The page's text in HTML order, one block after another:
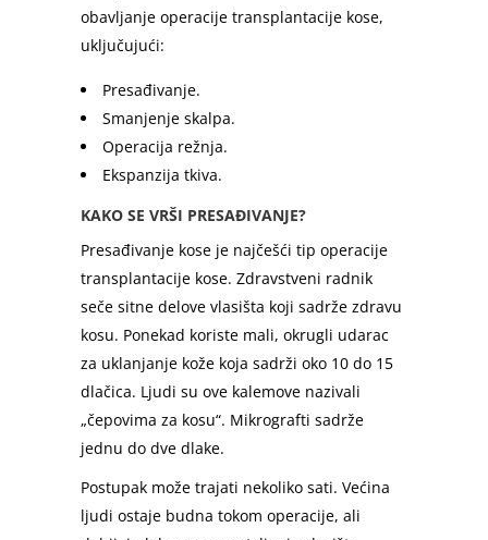
obavljanje operacije transplantacije kose,
uključujući:
Presađivanje.
Smanjenje skalpa.
Operacija režnja.
Ekspanzija tkiva.
KAKO SE VRŠI PRESAĐIVANJE?
Presađivanje kose je najčešći tip operacije
transplantacije kose. Zdravstveni radnik
seče sitne delove vlasišta koji sadrže zdravu
kosu. Ponekad koriste mali, okrugli udarac
za uklanjanje kože koja sadrži oko 10 do 15
dlačica. Ljudi su ove kalemove nazivali
„čepovima za kosu“. Mikrografti sadrže
jednu do dve dlake.
Postupak može trajati nekoliko sati. Većina
ljudi ostaje budna tokom operacije, ali